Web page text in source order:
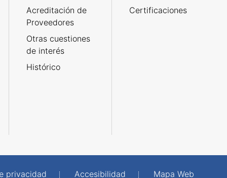
Acreditación de
Proveedores
Otras cuestiones
de interés
Histórico
Certificaciones
privacidad Accesibilidad Mapa Web